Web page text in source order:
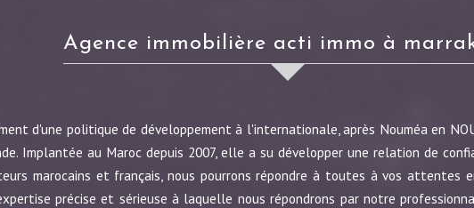
agence immobilière acti immo à
d'une politique de développement à l'internationale, après Nouméa en
Implantée au Maroc depuis 2007, elle a su développer une relation de
marocains et français, nous pourrons répondre à toutes à vos attentes
précise et sérieuse à laquelle nous répondrons par notre